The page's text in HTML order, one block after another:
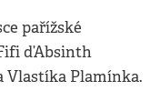
pařížské
d’Absinth
Vlastíka Plamínka.